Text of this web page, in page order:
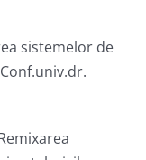
sistemelor de